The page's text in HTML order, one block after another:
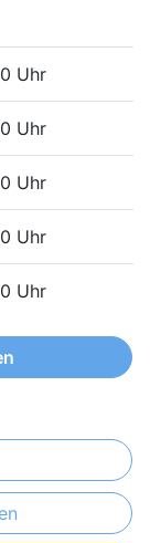
Uhr
Uhr
Uhr
Uhr
Uhr